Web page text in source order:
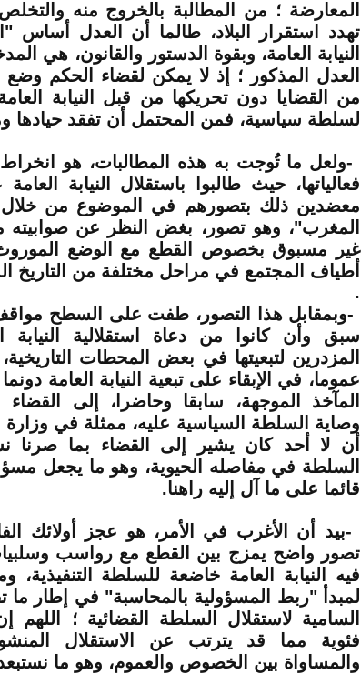
المعارضة ؛ من المطالبة بالخروج منه
تهدد استقرار البلاد، طالما أن العدل أساس
النيابة العامة، وبقوة الدستور والقانون، هي
العدل المذكور ؛ إذ لا يمكن لقضاء الحكم
من القضايا دون تحريكها من قبل النيابة
لسلطة سياسية، فمن المحتمل أن تفقد حيادها
-ولعل ما تُوجت به هذه المطالبات، هو
فعالياتها، حيث طالبوا باستقلال النيابة
معضدين ذلك بتصورهم في الموضوع من خلال
المغرب"، وهو تصور، بغض النظر عن صوابيته
غير مسبوق بخصوص القطع مع الوضع
أطياف المجتمع في مراحل مختلفة من التاريخ
.
-وبمقابل هذا التصور، طفت على السطح
سبق وأن كانوا من دعاة استقلالية
المزدرين لتبعيتها في بعض المحطات
عموما، في الإبقاء على تبعية النيابة العامة
المآخذ الموجهة، سابقا وحاضرا، إلى
وصاية السلطة السياسية عليه، ممثلة في وزارة
أن لا أحد كان يشير إلى القضاء بما
السلطة في مفاصله الحيوية، وهو ما يجعل
قائما على ما آل إليه راهنا.
-بيد أن الأغرب في الأمر، هو عجز أولائك
تصور واضح يمزج بين القطع مع رواسب
فيه النيابة العامة خاضعة للسلطة التنفيذية،
لمبدأ "ربط المسؤولية بالمحاسبة" في إطار ما
السامية لاستقلال السلطة القضائية ؛
فئوية مما قد يترتب عن الاستقلال
والمساواة بين الخصوص والعموم، وهو ما